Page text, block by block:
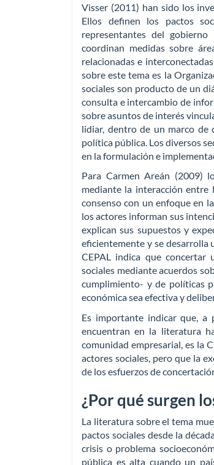
Visser (2011) han sido los
Ellos definen los pactos
representantes del
coordinan medidas sobre
relacionadas e
sobre este tema es la
sociales son producto de un
consulta e intercambio de
sobre asuntos de interés
lidiar, dentro de un marco de
política pública. Los diversos
en la formulación e
Para Carmen Areán (2009)
mediante la interacción
consenso con un enfoque en
los actores informan sus
explican sus supuestos y
eficientemente y se desarrolla
CEPAL indica que concertar
sociales mediante acuerdos
cumplimiento- y de políticas
económica sea efectiva y
Es importante indicar que, a
encuentran en la literatura
comunidad empresarial, es la
actores sociales, pero que la
de los esfuerzos de
¿Por qué surgen
La literatura sobre el tema
pactos sociales desde la
crisis o problema
pública es alta cuando un